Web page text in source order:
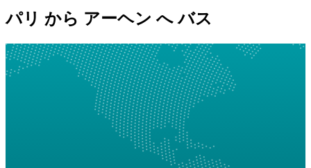
パリ から アーヘン へ バス